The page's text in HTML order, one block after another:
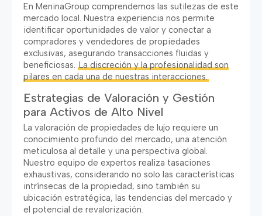
En MeninaGroup comprendemos las sutilezas de este
mercado local. Nuestra experiencia nos permite
identificar oportunidades de valor y conectar a
compradores y vendedores de propiedades
exclusivas, asegurando transacciones fluidas y
beneficiosas. La discreción y la profesionalidad son
pilares en cada una de nuestras interacciones.
Estrategias de Valoración y Gestión
para Activos de Alto Nivel
La valoración de propiedades de lujo requiere un
conocimiento profundo del mercado, una atención
meticulosa al detalle y una perspectiva global.
Nuestro equipo de expertos realiza tasaciones
exhaustivas, considerando no solo las características
intrínsecas de la propiedad, sino también su
ubicación estratégica, las tendencias del mercado y
el potencial de revalorización.